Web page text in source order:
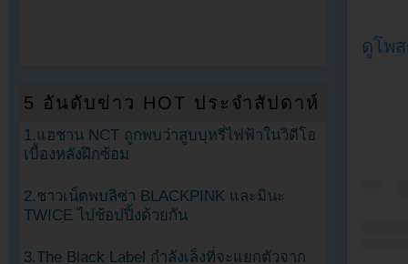
ดูโพ
5 อันดับข่าว HOT ประจำสัปดาห์
1.แฮชาน NCT ถูกพบว่าสูบบุหรี่ไฟฟ้าในวิดีโอ
เบื้องหลังฝึกซ้อม
2.ชาวเน็ตพบลิซ่า BLACKPINK และมินะ
TWICE ไปช้อปปิ้งด้วยกัน
3.The Black Label กำลังเล็งที่จะแยกตัวจาก